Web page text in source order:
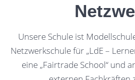
Unsere Schule ist
Netzwerkschule für „LdE –
eine „Fairtrade School“ und